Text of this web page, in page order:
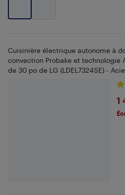
Cuisinière électrique autonome à
convection Probake et technologie
de 30 po de LG (LDEL7324SE) -
1